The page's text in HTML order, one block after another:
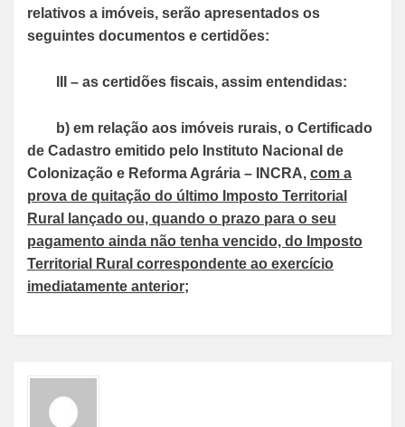
relativos a imóveis, serão apresentados os
seguintes documentos e certidões:
III – as certidões fiscais, assim entendidas:
b) em relação aos imóveis rurais, o Certificado
de Cadastro emitido pelo Instituto Nacional de
Colonização e Reforma Agrária – INCRA, com a
prova de quitação do último Imposto Territorial
Rural lançado ou, quando o prazo para o seu
pagamento ainda não tenha vencido, do Imposto
Territorial Rural correspondente ao exercício
imediatamente anterior;